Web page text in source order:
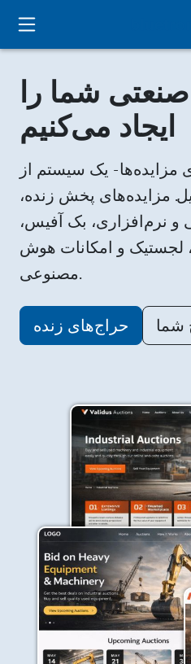
صنعتی شما را
ایجاد می‌کنیم
- یک سیستم از
مزایده‌های پخش زنده،
و نرم‌افزاری، بک آفیس،
لجستیک و امکانات هوش
مصنوعی.
حراج‌های زنده شما